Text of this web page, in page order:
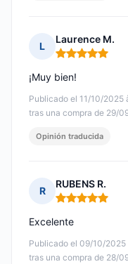
L
Laurence M.
Nota: 5 de 5
Publicado el 11/10/2025
tras una compra de 29/
¡Muy bien!
Opinión traducida
R
RUBENS R.
Nota: 5 de 5
Publicado el 09/10/2025
tras una compra de 28/
Excelente